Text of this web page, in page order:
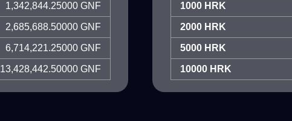
1,342,844.25000 GNF
2,685,688.50000 GNF
6,714,221.25000 GNF
13,428,442.50000 GNF
1000 HRK
2000 HRK
5000 HRK
10000 HRK